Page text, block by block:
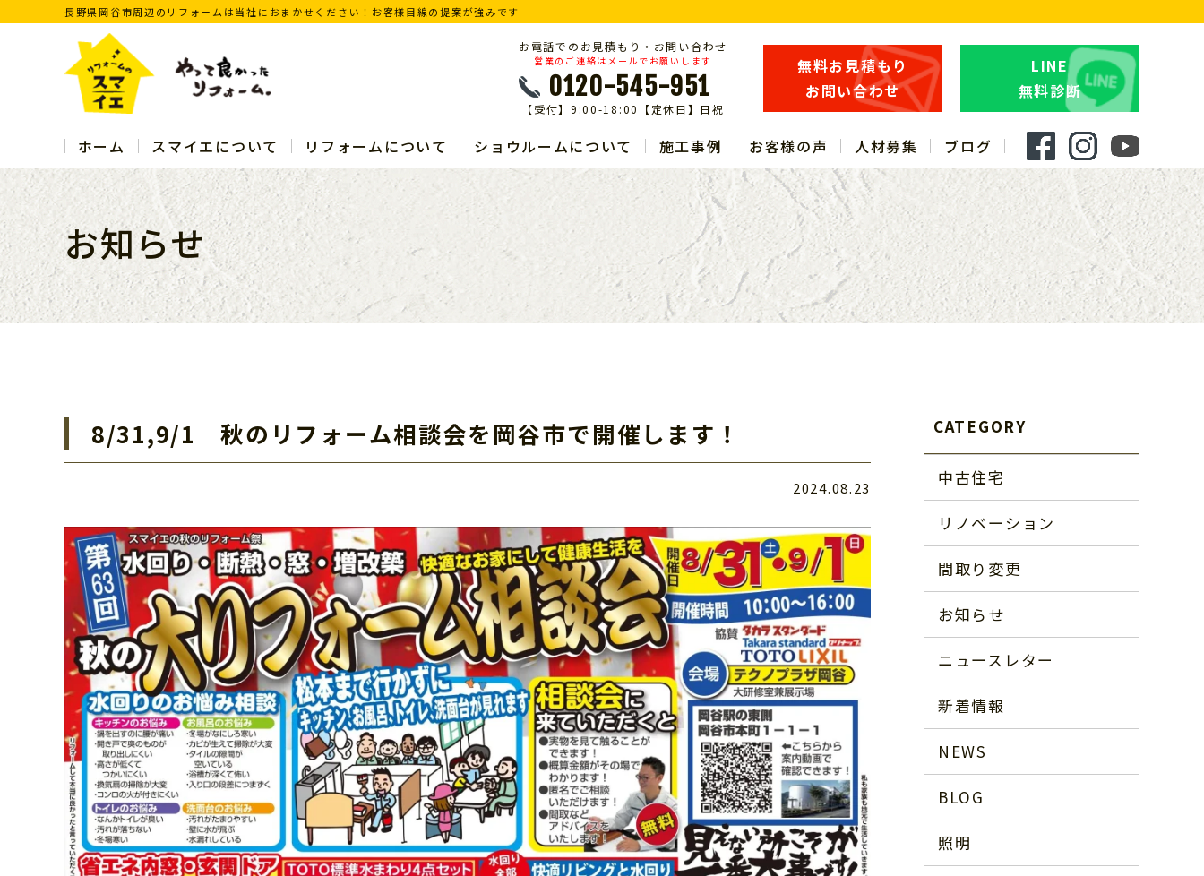
長野県岡谷市周辺のリフォームは当社におまかせください！お客様目線の提案が強みです
お電話でのお見積もり・お問い合わせ
営業のご連絡はメールでお願いします
0120-545-951
【受付】9:00-18:00【定休日】日祝
無料お見積もり
お問い合わせ
LINE
無料診断
ホーム スマイエについて リフォームについて ショウルームについて 施工事例 お客様の声 人材募集 ブログ
お知らせ
8/31,9/1 秋のリフォーム相談会を岡谷市で開催します！
2024.08.23
CATEGORY
中古住宅
リノベーション
間取り変更
お知らせ
ニュースレター
新着情報
NEWS
BLOG
照明